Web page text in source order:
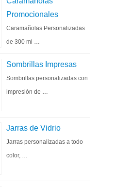
Promocionales
Caramañolas Personalizadas
de 300 ml …
Sombrillas Impresas
Sombrillas personalizadas con
impresión de …
Jarras de Vidrio
Jarras personalizadas a todo
color, …